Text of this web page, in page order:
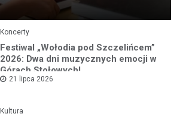
Koncerty
Festiwal „Wołodia pod Szczelińcem”
2026: Dwa dni muzycznych emocji w
Górach Stołowych!
21 lipca 2026
Kultura